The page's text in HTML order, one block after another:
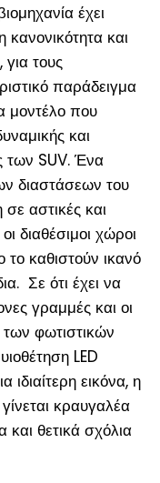
έχει
και
για τους
παράδειγμα
μοντέλο που
και
των SUV. Ένα
διαστάσεων του
αστικές και
διαθέσιμοι χώροι
καθιστούν ικανό
Σε ότι έχει να
γραμμές και οι
φωτιστικών
LED
εικόνα, η
κραυγαλέα
θετικά σχόλια